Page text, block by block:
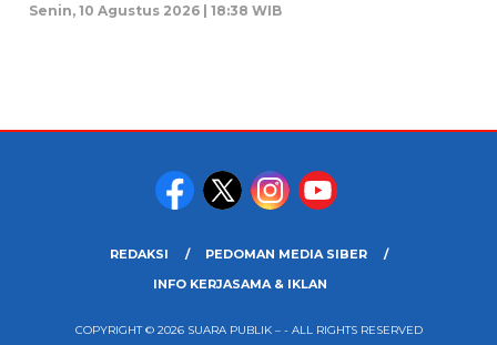
Senin, 10 Agustus 2026 | 18:38 WIB
REDAKSI
PEDOMAN MEDIA SIBER
INFO KERJASAMA & IKLAN
COPYRIGHT © 2026 SUARA PUBLIK – - ALL RIGHTS RESERVED